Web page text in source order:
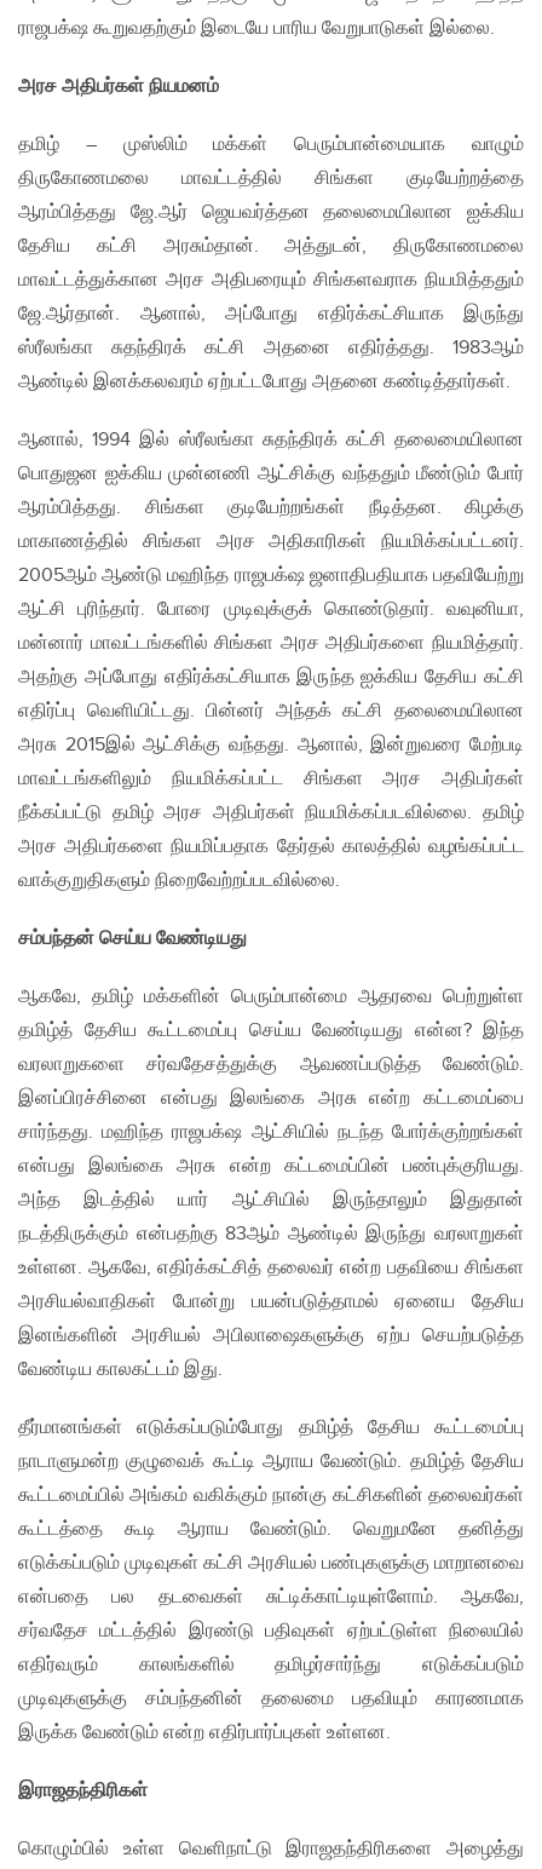
ராஜபக்‌ஷ கூறுவதற்கும் இடையே பாரிய வேறுபாடுகள் இல்லை.
அரச அதிபர்கள் நியமனம்
தமிழ் – முஸ்லிம் மக்கள் பெரும்பான்மையாக வாழும்
திருகோணமலை மாவட்டத்தில் சிங்கள குடியேற்றத்தை
ஆரம்பித்தது ஜே.ஆர் ஜெயவர்த்தன தலைமையிலான ஐக்கிய
தேசிய கட்சி அரசும்தான். அத்துடன், திருகோணமலை
மாவட்டத்துக்கான அரச அதிபரையும் சிங்களவராக நியமித்ததும்
ஜே.ஆர்தான். ஆனால், அப்போது எதிர்க்கட்சியாக இருந்து
ஸ்ரீலங்கா சுதந்திரக் கட்சி அதனை எதிர்த்தது. 1983ஆம்
ஆண்டில் இனக்கலவரம் ஏற்பட்டபோது அதனை கண்டித்தார்கள்.
ஆனால், 1994 இல் ஸ்ரீலங்கா சுதந்திரக் கட்சி தலைமையிலான
பொதுஜன ஐக்கிய முன்னணி ஆட்சிக்கு வந்ததும் மீண்டும் போர்
ஆரம்பித்தது. சிங்கள குடியேற்றங்கள் நீடித்தன. கிழக்கு
மாகாணத்தில் சிங்கள அரச அதிகாரிகள் நியமிக்கப்பட்டனர்.
2005ஆம் ஆண்டு மஹிந்த ராஜபக்‌ஷ ஜனாதிபதியாக பதவியேற்று
ஆட்சி புரிந்தார். போரை முடிவுக்குக் கொண்டுதார். வவுனியா,
மன்னார் மாவட்டங்களில் சிங்கள அரச அதிபர்களை நியமித்தார்.
அதற்கு அப்போது எதிர்க்கட்சியாக இருந்த ஐக்கிய தேசிய கட்சி
எதிர்ப்பு வெளியிட்டது. பின்னர் அந்தக் கட்சி தலைமையிலான
அரசு 2015இல் ஆட்சிக்கு வந்தது. ஆனால், இன்றுவரை மேற்படி
மாவட்டங்களிலும் நியமிக்கப்பட்ட சிங்கள அரச அதிபர்கள்
நீக்கப்பட்டு தமிழ் அரச அதிபர்கள் நியமிக்கப்படவில்லை. தமிழ்
அரச அதிபர்களை நியமிப்பதாக தேர்தல் காலத்தில் வழங்கப்பட்ட
வாக்குறுதிகளும் நிறைவேற்றப்படவில்லை.
சம்பந்தன் செய்ய வேண்டியது
ஆகவே, தமிழ் மக்களின் பெரும்பான்மை ஆதரவை பெற்றுள்ள
தமிழ்த் தேசிய கூட்டமைப்பு செய்ய வேண்டியது என்ன? இந்த
வரலாறுகளை சர்வதேசத்துக்கு ஆவணப்படுத்த வேண்டும்.
இனப்பிரச்சினை என்பது இலங்கை அரசு என்ற கட்டமைப்பை
சார்ந்தது. மஹிந்த ராஜபக்‌ஷ ஆட்சியில் நடந்த போர்க்குற்றங்கள்
என்பது இலங்கை அரசு என்ற கட்டமைப்பின் பண்புக்குரியது.
அந்த இடத்தில் யார் ஆட்சியில் இருந்தாலும் இதுதான்
நடத்திருக்கும் என்பதற்கு 83ஆம் ஆண்டில் இருந்து வரலாறுகள்
உள்ளன. ஆகவே, எதிர்க்கட்சித் தலைவர் என்ற பதவியை சிங்கள
அரசியல்வாதிகள் போன்று பயன்படுத்தாமல் ஏனைய தேசிய
இனங்களின் அரசியல் அபிலாஷைகளுக்கு ஏற்ப செயற்படுத்த
வேண்டிய காலகட்டம் இது.
தீர்மானங்கள் எடுக்கப்படும்போது தமிழ்த் தேசிய கூட்டமைப்பு
நாடாளுமன்ற குழுவைக் கூட்டி ஆராய வேண்டும். தமிழ்த் தேசிய
கூட்டமைப்பில் அங்கம் வகிக்கும் நான்கு கட்சிகளின் தலைவர்கள்
கூட்டத்தை கூடி ஆராய வேண்டும். வெறுமனே தனித்து
எடுக்கப்படும் முடிவுகள் கட்சி அரசியல் பண்புகளுக்கு மாறானவை
என்பதை பல தடவைகள் சுட்டிக்காட்டியுள்ளோம். ஆகவே,
சர்வதேச மட்டத்தில் இரண்டு பதிவுகள் ஏற்பட்டுள்ள நிலையில்
எதிர்வரும் காலங்களில் தமிழர்சார்ந்து எடுக்கப்படும்
முடிவுகளுக்கு சம்பந்தனின் தலைமை பதவியும் காரணமாக
இருக்க வேண்டும் என்ற எதிர்பார்ப்புகள் உள்ளன.
இராஜதந்திரிகள்
கொழும்பில் உள்ள வெளிநாட்டு இராஜதந்திரிகளை அழைத்து